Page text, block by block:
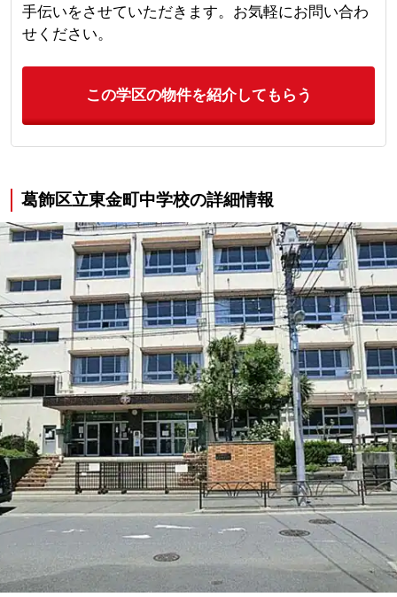
手伝いをさせていただきます。お気軽にお問い合わ
せください。
この学区の物件を紹介してもらう
葛飾区立東金町中学校の詳細情報